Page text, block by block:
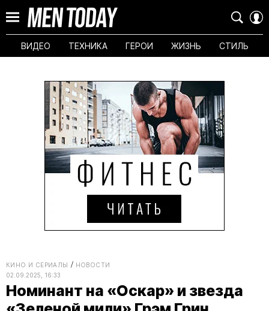
ВИДЕО ТЕХНИКА ГЕРОИ ЖИЗНЬ СТИЛЬ
КИНО И СЕРИАЛЫ
НОВОСТИ
02.09.2025, 16:33
Номинант на «Оскар» и звезда